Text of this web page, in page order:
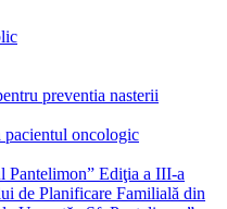
preventia nasterii
oncologic
Pantelimon” Ediţia a III-a
de Planificare Familială din